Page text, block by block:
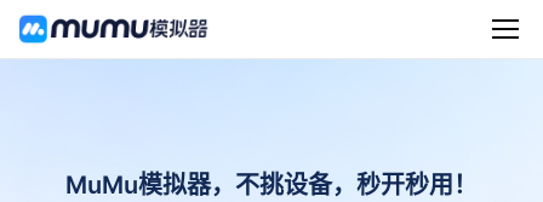
MuMu模拟器，不挑设备，秒开秒用！